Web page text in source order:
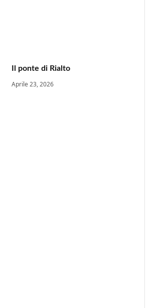
Il ponte di Rialto
Aprile 23, 2026